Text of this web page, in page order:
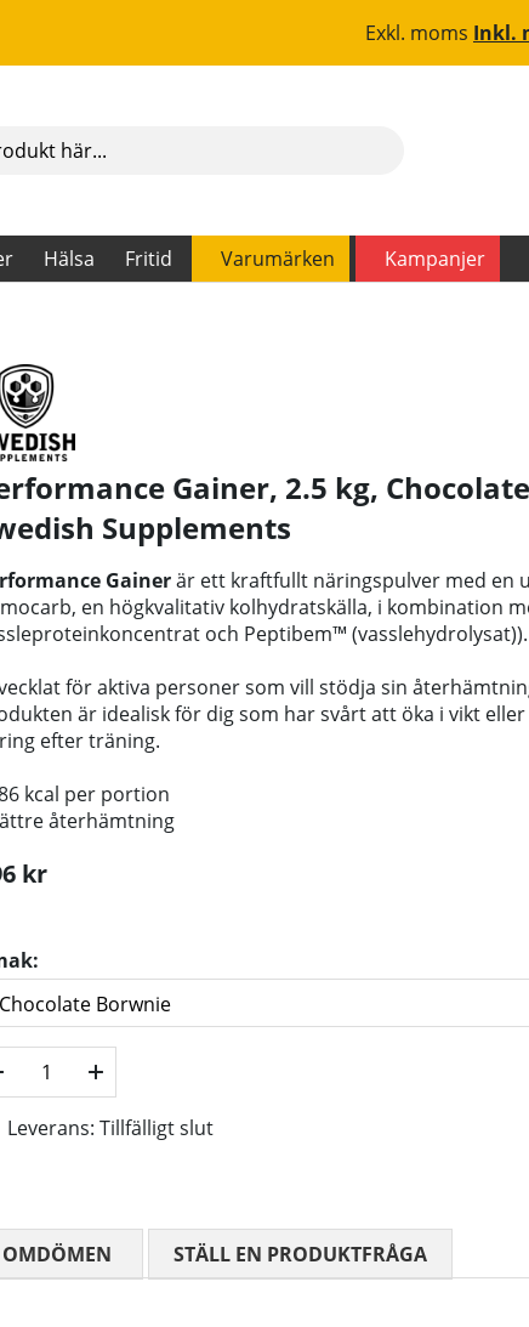
Exkl. moms Inkl.
Hälsa Fritid Varumärken Kampanjer
Gainer, 2.5 kg,
Supplements
Gainerär ett kraftfullt näringspulver med en
en högkvalitativ kolhydratskälla, i kombination
och Peptibem™ (vasslehydrolysat)).
för aktiva personer som vill stödja sin
är idealisk för dig som har svårt att öka i vikt
efter träning.
kcal per portion
återhämtning
kr
Leverans: Tillfälligt slut
OMDÖMEN MEDELBETYG 0 AV 5 ANTAL BETYG 0
STÄLL EN PRODUKTFRÅGA